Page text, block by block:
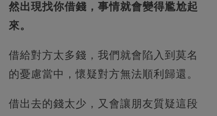
然出現找你借錢，事情就會變得尷尬起
來。
借給對方太多錢，我們就會陷入到莫名
的憂慮當中，懷疑對方無法順利歸還。
借出去的錢太少，又會讓朋友質疑這段